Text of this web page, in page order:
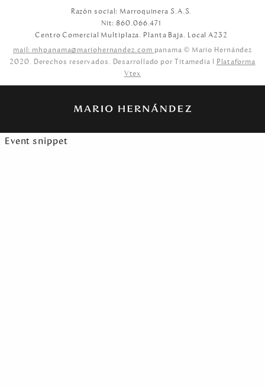
Razón social: Marroquinera S.A.S.
Nit: 860.066.471
Centro Comercial Multiplaza. Planta Baja. Local A232
mail: mhpanama@mariohernandez.com panama © Mario Hernández
2020. Derechos reservados. Desarrollado por Titamedia l Plataforma
Vtex
Event snippet